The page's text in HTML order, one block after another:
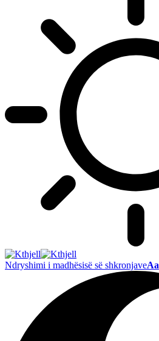
Ndryshimi i madhësisë së shkronjaveAa